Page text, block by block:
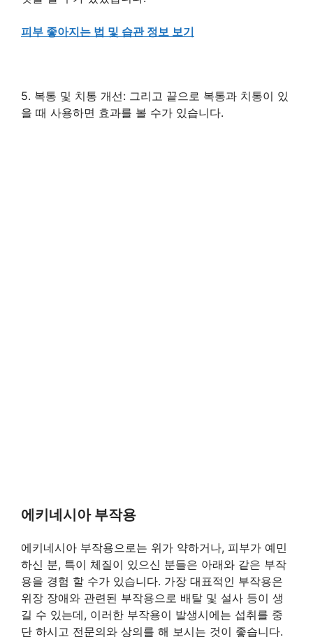
피부 좋아지는 법 및 습관 정보 보기
5. 복통 및 치통 개선: 그리고 끝으로 복통과 치통이 있
을 때 사용하면 효과를 볼 수가 있습니다.
에키네시아 부작용
에키네시아 부작용으로는 위가 약하거나, 피부가 예민
하신 분, 특이 체질이 있으신 분들은 아래와 같은 부작
용을 경험 할 수가 있습니다. 가장 대표적인 부작용은
위장 장애와 관련된 부작용으로 배탈 및 설사 등이 생
길 수 있는데, 이러한 부작용이 발생시에는 섭취를 중
단 하시고 전문의와 상의를 해 보시는 것이 좋습니다.